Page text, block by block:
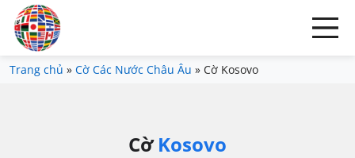
Trang chủ » Cờ Các Nước Châu Âu » Cờ Kosovo
CờKosovo